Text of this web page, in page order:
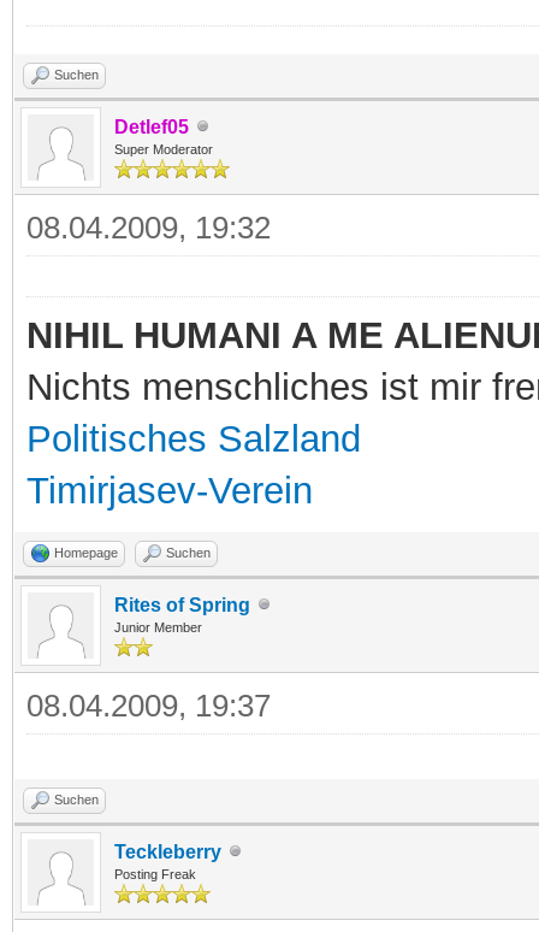
Suchen
Detlef05
Super Moderator
08.04.2009, 19:32
NIHIL HUMANI A ME
Nichts menschliches ist mir
Politisches Salzland
Timirjasev-Verein
Homepage Suchen
Rites of Spring
Junior Member
08.04.2009, 19:37
Suchen
Teckleberry
Posting Freak